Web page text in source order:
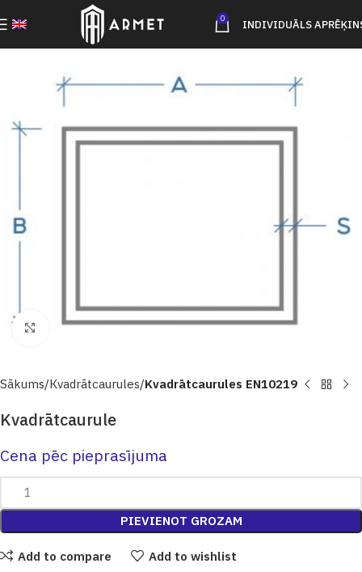
0 INDIVIDUĀLS
Click to enlarge
Sākums Кvadrātcaurules Kvadrātcaurules EN10219
Kvadrātcaurule
Cena pēc pieprasījuma
PIEVIENOT GROZAM
Add to compare Add to wishlist